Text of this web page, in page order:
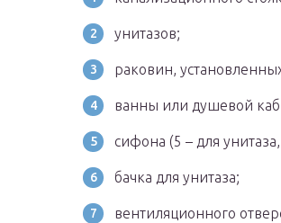
унитазов;
раковин,
ванны или душевой
сифона (5 – для
бачка для унитаза;
вентиляционного